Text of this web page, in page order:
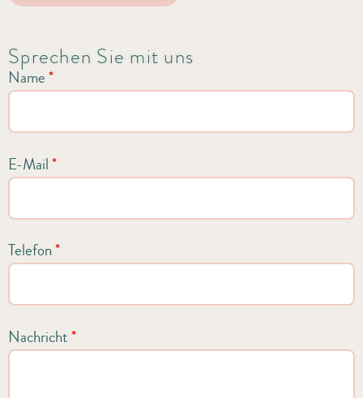
Sprechen Sie mit uns
Name*
E-Mail*
Telefon*
Nachricht*